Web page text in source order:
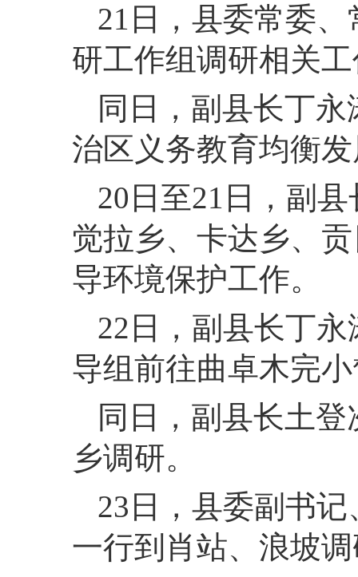
21 日， 县委常委、
研工作组调研相关
同日， 副县长丁永
治区义务教育均衡
20日至21日， 副县
觉拉乡、卡达乡、
导环境保护工作。
22日， 副县长丁
导组前往曲卓木完
同日， 副县长土登
乡调研。
23日， 县委副书记
一行到肖站、浪坡